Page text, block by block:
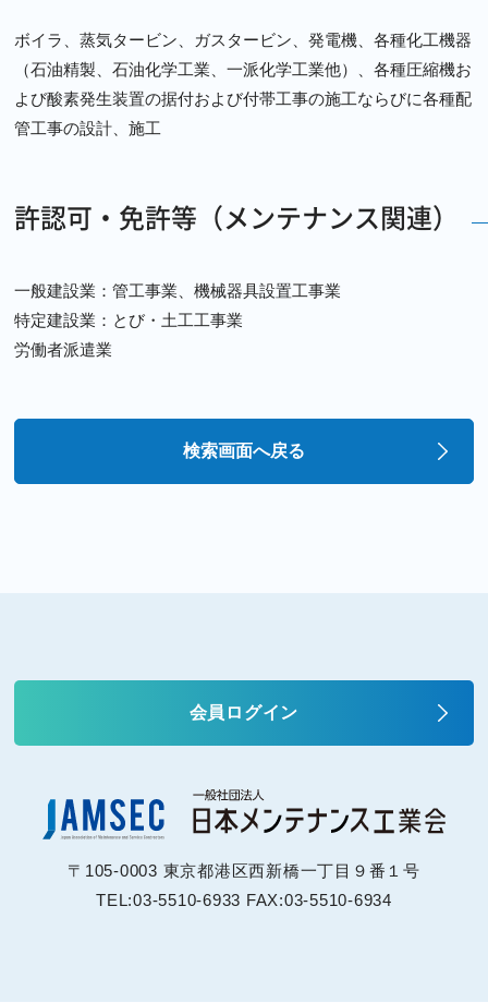
ボイラ、蒸気タービン、ガスタービン、発電機、各種化工機器
（石油精製、石油化学工業、一派化学工業他）、各種圧縮機お
よび酸素発生装置の据付および付帯工事の施工ならびに各種配
管工事の設計、施工
許認可・免許等（メンテナンス関連）
一般建設業：管工事業、機械器具設置工事業
特定建設業：とび・土工工事業
労働者派遣業
検索画面へ戻る
会員ログイン
〒105-0003 東京都港区西新橋一丁目９番１号
TEL:03-5510-6933 FAX:03-5510-6934